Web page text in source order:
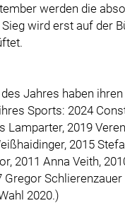
werden die
wird erst auf der
Jahres haben
Sports: 2024
2019
2015
2011 Anna Veith,
Gregor Schlierenzauer
2020.)